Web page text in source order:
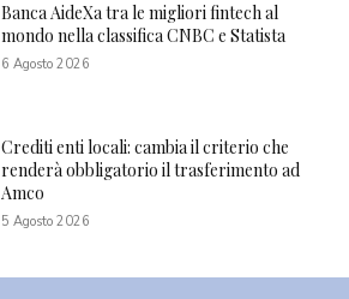
Banca AideXa tra le migliori fintech al
mondo nella classifica CNBC e Statista
6 Agosto 2026
Crediti enti locali: cambia il criterio che
renderà obbligatorio il trasferimento ad
Amco
5 Agosto 2026